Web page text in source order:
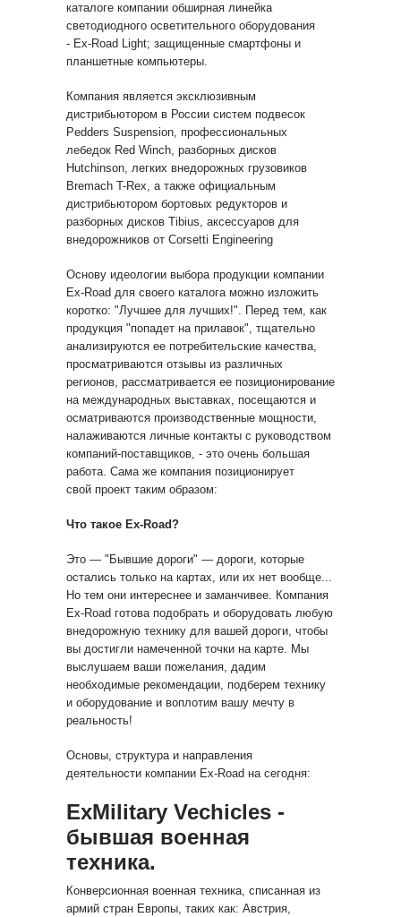
каталоге компании обширная линейка
светодиодного осветительного оборудования
- Ex-Road Light; защищенные смартфоны и
планшетные компьютеры.
Компания является эксклюзивным
дистрибьютором в России систем подвесок
Pedders Suspension, профессиональных
лебедок Red Winch, разборных дисков
Hutchinson, легких внедорожных грузовиков
Bremach T-Rex, а также официальным
дистрибьютором бортовых редукторов и
разборных дисков Tibius, аксессуаров для
внедорожников от Corsetti Engineering
Основу идеологии выбора продукции компании
Ex-Road для своего каталога можно изложить
коротко: "Лучшее для лучших!". Перед тем, как
продукция "попадет на прилавок", тщательно
анализируются ее потребительские качества,
просматриваются отзывы из различных
регионов, рассматривается ее позиционирование
на международных выставках, посещаются и
осматриваются производственные мощности,
налаживаются личные контакты с руководством
компаний-поставщиков, - это очень большая
работа. Сама же компания позиционирует
свой проект таким образом:
Что такое Ex-Road?
Это — "Бывшие дороги" — дороги, которые
остались только на картах, или их нет вообще...
Но тем они интереснее и заманчивее. Компания
Ex-Road готова подобрать и оборудовать любую
внедорожную технику для вашей дороги, чтобы
вы достигли намеченной точки на карте. Мы
выслушаем ваши пожелания, дадим
необходимые рекомендации, подберем технику
и оборудование и воплотим вашу мечту в
реальность!
Основы, структура и направления
деятельности компании Ex-Road на сегодня:
ExMilitary Veсhicles -
бывшая военная
техника.
Конверсионная военная техника, списанная из
армий стран Европы, таких как: Австрия,